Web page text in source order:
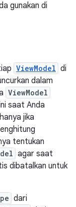
gunakan di
ViewModel di
dalam
ViewModel
saat Anda
jika
tentukan
agar saat
dibatalkan untuk
dari